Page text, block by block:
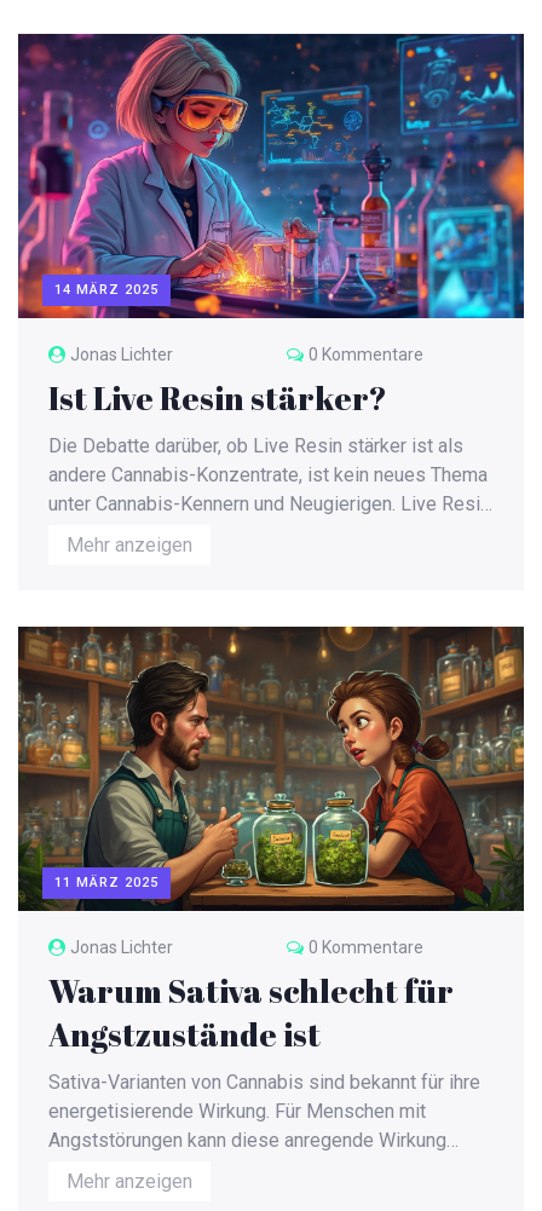
als andere Produkte.
14 MÄRZ 2025
Jonas Lichter 0 Kommentare
Ist Live Resin stärker?
Die Debatte darüber, ob Live Resin stärker ist als
andere Cannabis-Konzentrate, ist kein neues Thema
unter Cannabis-Kennern und Neugierigen. Live Resin
hat sich aufgrund seines umfassenden
Geschmacksprofils und der potenziellen Stärke
Artikel untersucht, was Live Resin wirklich
auszeichnet und warum es für THCP-Gummies von
Interesse sein könnte.
Mehr anzeigen
11 MÄRZ 2025
Jonas Lichter 0 Kommentare
Warum Sativa schlecht für
Angstzustände ist
Sativa-Varianten von Cannabis sind bekannt für ihre
energetisierende Wirkung. Für Menschen mit
Angststörungen kann diese anregende Wirkung
jedoch nachteilig sein. Der Artikel erklärt die
Unterschiede zwischen Sativa und Indica und warum
Mehr anzeigen